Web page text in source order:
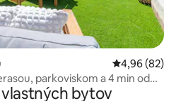
Priemerné
4,96 (82)
parkoviskom a 4 min od
bytov